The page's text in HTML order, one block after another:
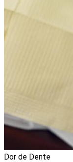
Dor de Dente